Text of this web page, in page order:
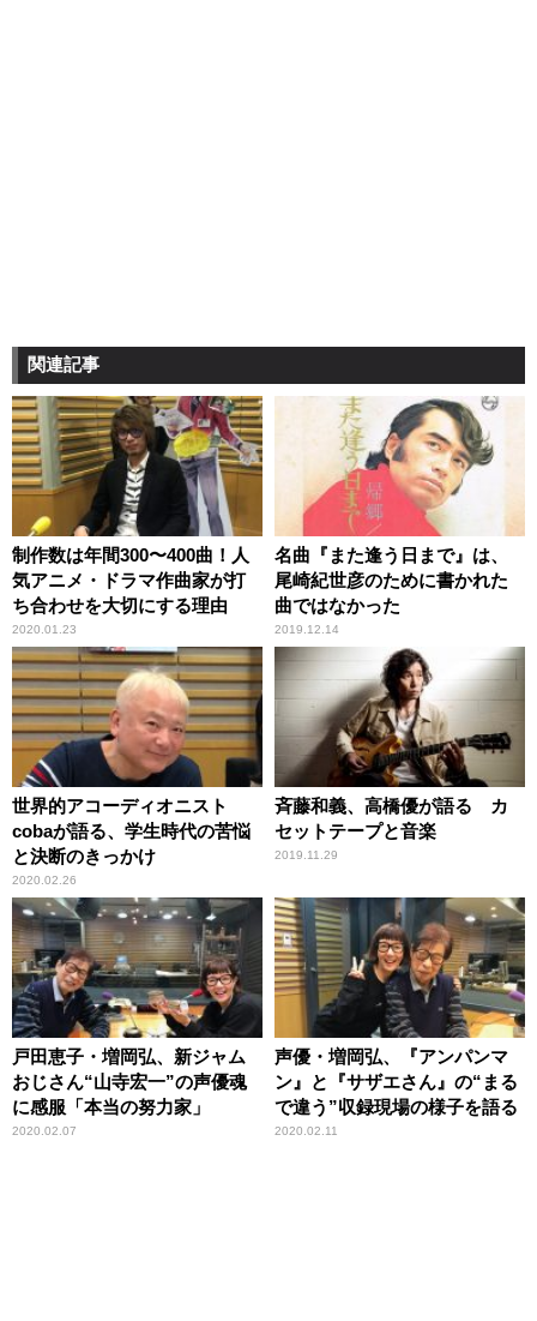
関連記事
制作数は年間300〜400曲！人
気アニメ・ドラマ作曲家が打
ち合わせを大切にする理由
2020.01.23
名曲『また逢う日まで』は、
尾崎紀世彦のために書かれた
曲ではなかった
2019.12.14
世界的アコーディオニスト
cobaが語る、学生時代の苦悩
と決断のきっかけ
2020.02.26
斉藤和義、高橋優が語る カ
セットテープと音楽
2019.11.29
戸田恵子・増岡弘、新ジャム
おじさん“山寺宏一”の声優魂
に感服「本当の努力家」
2020.02.07
声優・増岡弘、『アンパンマ
ン』と『サザエさん』の“まる
で違う”収録現場の様子を語る
2020.02.11